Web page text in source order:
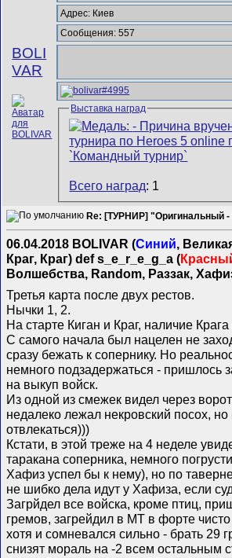
BOLI
VAR
Адрес: Киев
Сообщения: 557
Выставка наград
Всего наград: 1
Re: [ТУРНИР] "Оригинальный -
06.04.2018 BOLIVAR (Синий,
Краг, Краг) def s_e_r_e_g_a (
Волшебства, Random, Раззак,
Третья карта после двух рестов.
Нычки 1, 2.
На старте Киган и Краг, наличие
С самого начала был нацелен не
сразу бежать к сопернику. Но
немного подзадержаться - пришлось
на выкуп войск.
Из одной из смежек видел через
недалеко лежал некровский посох,
отвлекаться)))
Кстати, в этой треже на 4 неделе
таракана соперника, немного
Хафиз успел бы к нему), но по
не шибко дела идут у Хафиза, если
Загрйдел все войска, кроме птиц,
гремов, загрейдил в МТ в форте
хотя и сомневался сильно - брать 29
снизят мораль на -2 всем остальным